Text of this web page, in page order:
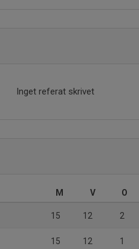
Inget referat skrivet
M V O
15 12 2
15 12 1